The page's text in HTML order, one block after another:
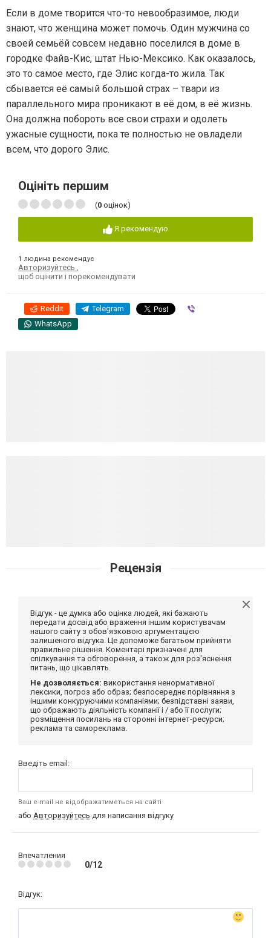
Если в доме творится что-то невообразимое, люди
знают, что женщина может помочь. Один мужчина со
своей семьёй совсем недавно поселился в доме в
городке Файв-Кис, штат Нью-Мексико. Как оказалось,
это то самое место, где Элис когда-то жила. Так
сбывается её самый большой страх – твари из
параллельного мира проникают в её дом, в её жизнь.
Она должна побороть все свои страхи и одолеть
ужасные сущности, пока те полностью не овладели
всем, что дорого Элис.
Оцініть першим
(0 оцінок)
Я рекомендую
1 людина рекомендує
Авторизуйтесь
щоб оцінити і порекомендувати
Reddit Telegram
WhatsApp
Рецензія
Відгук - це думка або оцінка людей, які бажають
передати досвід або враження іншим користувачам
нашого сайту з обов'язковою аргументацією
залишеного відгука. Це допоможе багатьом прийняти
правильне рішення. Коментарі призначені для
спілкування та обговорення, а також для роз'яснення
питань, що цікавлять.
Не дозволяється: використання ненормативної
лексики, погроз або образ; безпосереднє порівняння з
іншими конкуруючими компаніями; безпідставні заяви,
що ображають діяльність компанії і / або її послуги;
розміщення посилань на сторонні інтернет-ресурси;
реклама та самореклама.
Введіть email:
Ваш e-mail не відображатиметься на сайті
або Авторизуйтесь для написання відгуку
Впечатления
0/12
Відгук: